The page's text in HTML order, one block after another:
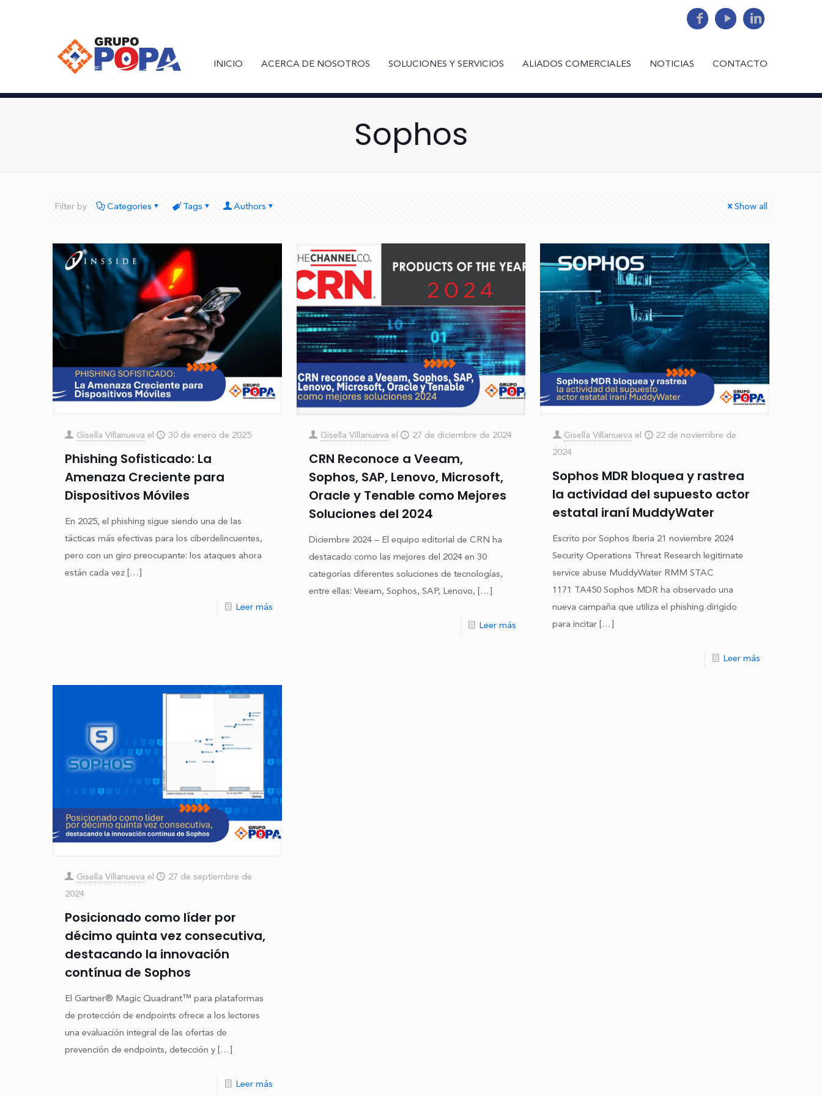
INICIO ACERCA DE NOSOTROS SOLUCIONES Y SERVICIOS ALIADOS COMERCIALES NOTICIAS CONTACTO
Sophos
Filter by Categories Tags Authors Show all
Gisella Villanueva el 30 de enero de 2025
Phishing Sofisticado: La
Amenaza Creciente para
Dispositivos Móviles
En 2025, el phishing sigue siendo una de las
tácticas más efectivas para los ciberdelincuentes,
pero con un giro preocupante: los ataques ahora
están cada vez[…]
Leer más
Gisella Villanueva el 27 de diciembre de 2024
CRN Reconoce a Veeam,
Sophos, SAP, Lenovo, Microsoft,
Oracle y Tenable como Mejores
Soluciones del 2024
Diciembre 2024 – El equipo editorial de CRN ha
destacado como las mejores del 2024 en 30
categorías diferentes soluciones de tecnologías,
entre ellas: Veeam, Sophos, SAP, Lenovo, […]
Leer más
Gisella Villanueva el
22 de noviembre de
2024
Sophos MDR bloquea y rastrea
la actividad del supuesto actor
estatal iraní MuddyWater
Escrito por Sophos Iberia 21 noviembre 2024
Security Operations Threat Research legitimate
service abuse MuddyWater RMM STAC
1171 TA450 Sophos MDR ha observado una
nueva campaña que utiliza el phishing dirigido
para incitar […]
Leer más
Gisella Villanueva el
27 de septiembre de
2024
Posicionado como líder por
décimo quinta vez consecutiva,
destacando la innovación
contínua de Sophos
El Gartner®️ Magic Quadrant™️ para plataformas
de protección de endpoints ofrece a los lectores
una evaluación integral de las ofertas de
prevención de endpoints, detección y[…]
Leer más